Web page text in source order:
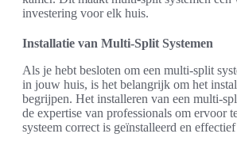
investering voor elk huis.
Installatie van Multi-Split Systemen
Als je hebt besloten om een multi-split
in jouw huis, is het belangrijk om het
begrijpen. Het installeren van een multi-
de expertise van professionals om ervoor
systeem correct is geïnstalleerd en